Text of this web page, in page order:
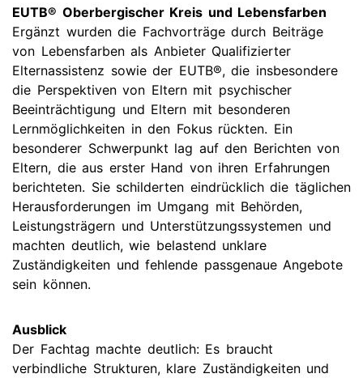
EUTB® Oberbergischer Kreis und Lebensfarben
Ergänzt wurden die Fachvorträge durch Beiträge
von Lebensfarben als Anbieter Qualifizierter
Elternassistenz sowie der EUTB®, die insbesondere
die Perspektiven von Eltern mit psychischer
Beeinträchtigung und Eltern mit besonderen
Lernmöglichkeiten in den Fokus rückten. Ein
besonderer Schwerpunkt lag auf den Berichten von
Eltern, die aus erster Hand von ihren Erfahrungen
berichteten. Sie schilderten eindrücklich die täglichen
Herausforderungen im Umgang mit Behörden,
Leistungsträgern und Unterstützungssystemen und
machten deutlich, wie belastend unklare
Zuständigkeiten und fehlende passgenaue Angebote
sein können.
Ausblick
Der Fachtag machte deutlich: Es braucht
verbindliche Strukturen, klare Zuständigkeiten und